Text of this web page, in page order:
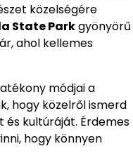
közelségére
State Parkgyönyörű
ahol kellemes
módjai a
hogy közelről ismerd
és kultúráját. Érdemes
hogy könnyen